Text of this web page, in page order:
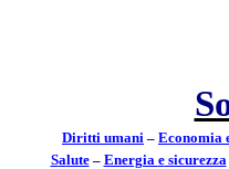
Diritti umani – Economia
Salute– Energia esicurezza